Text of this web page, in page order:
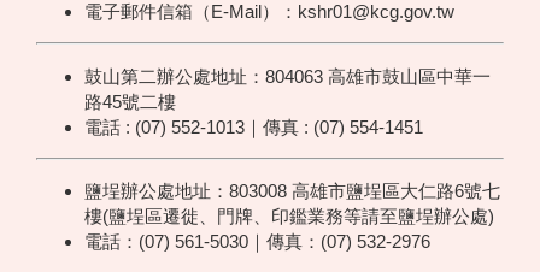
電子郵件信箱（E-Mail）：kshr01@kcg.gov.tw
鼓山第二辦公處地址：804063 高雄市鼓山區中華一
路45號二樓
電話 : (07) 552-1013｜傳真 : (07) 554-1451
鹽埕辦公處地址：803008 高雄市鹽埕區大仁路6號七
樓(鹽埕區遷徙、門牌、印鑑業務等請至鹽埕辦公處)
電話：(07) 561-5030｜傳真：(07) 532-2976